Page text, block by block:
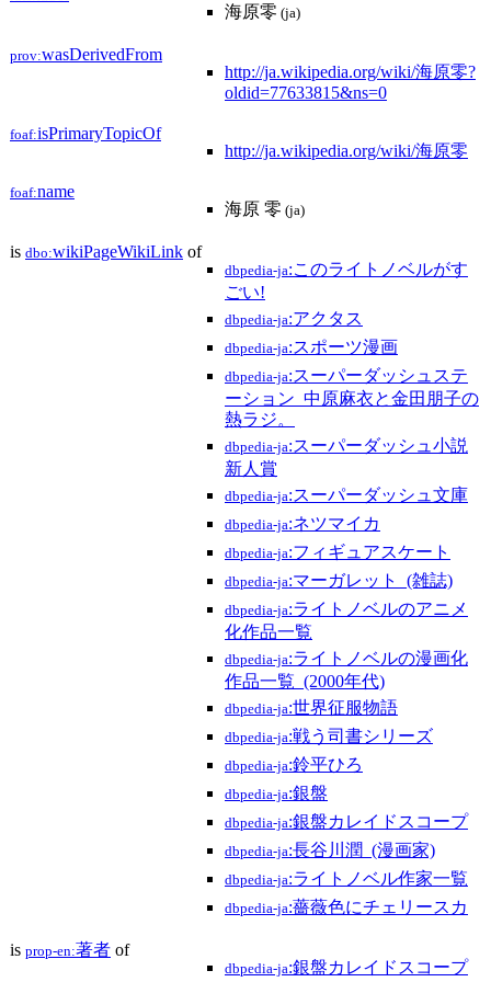
海原零 (ja)
prov:wasDerivedFrom
http://ja.wikipedia.org/wiki/海原零?
oldid=77633815&ns=0
foaf:isPrimaryTopicOf
http://ja.wikipedia.org/wiki/海原零
foaf:name
海原 零 (ja)
is dbo:wikiPageWikiLink of
dbpedia-ja:このライトノベルがす
ごい!
dbpedia-ja:アクタス
dbpedia-ja:スポーツ漫画
dbpedia-ja:スーパーダッシュステ
ーション_中原麻衣と金田朋子の
熱ラジ。
dbpedia-ja:スーパーダッシュ小説
新人賞
dbpedia-ja:スーパーダッシュ文庫
dbpedia-ja:ネツマイカ
dbpedia-ja:フィギュアスケート
dbpedia-ja:マーガレット_(雑誌)
dbpedia-ja:ライトノベルのアニメ
化作品一覧
dbpedia-ja:ライトノベルの漫画化
作品一覧_(2000年代)
dbpedia-ja:世界征服物語
dbpedia-ja:戦う司書シリーズ
dbpedia-ja:鈴平ひろ
dbpedia-ja:銀盤
dbpedia-ja:銀盤カレイドスコープ
dbpedia-ja:長谷川潤_(漫画家)
dbpedia-ja:ライトノベル作家一覧
dbpedia-ja:薔薇色にチェリースカ
is prop-en:著者 of
dbpedia-ja:銀盤カレイドスコープ